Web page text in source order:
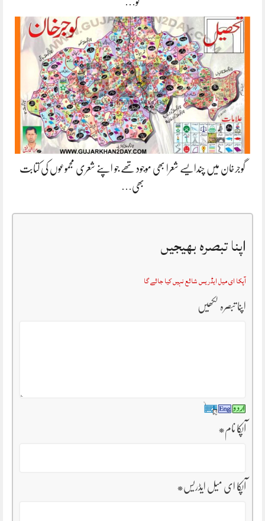
گوجرخان میں چندایسے شعرا بھی موجود تھے جو اپنے شعری مجموعوں کی کتابت
بھی…
اپنا تبصرہ بھیجیں
آپکا ای میل ایڈریس شائع نہیں کیا جائے گا
اپنا تبصرہ لکھیں
آپکا نام*
آپکا ای میل ایڈریس*